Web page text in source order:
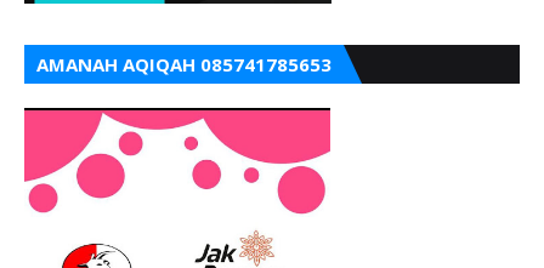
AMANAH AQIQAH 085741785653